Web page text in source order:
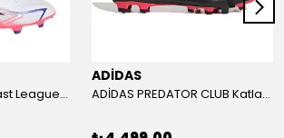
Adidas F50 Hyperfast League Mid Erkek Krampon (IH7090)
ADİDAS
ADİDAS PREDATOR CLUB Katlanır Dilli Çim Saha/Çoklu Zemin Kramponu JR3330